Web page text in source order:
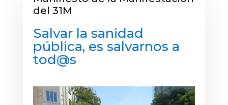
del 31M
Salvar la sanidad
pública, es salvarnos a
tod@s